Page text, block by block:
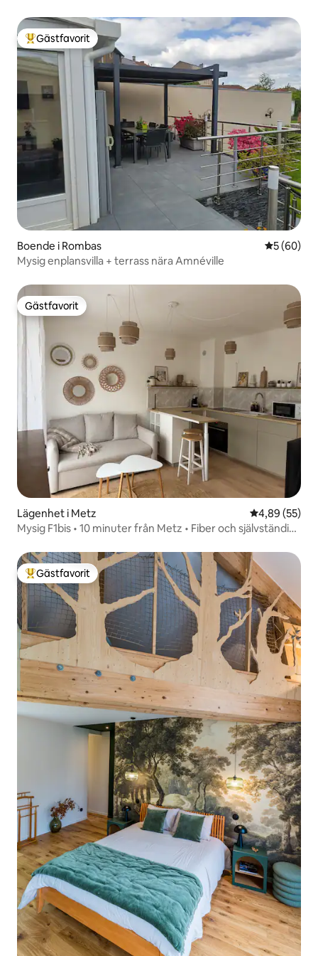
Populär gästfavorit
Gästfavorit
Boende i Rombas 5 av 5 i
5 (60)
Mysig enplansvilla + terrass nära Amnéville
Gästfavorit
Gästfavorit
Lägenhet i Metz 4,89 av 5 i
4,89 (55)
Mysig F1bis • 10 minuter från Metz • Fiber och självständig
Populär gästfavorit
Gästfavorit